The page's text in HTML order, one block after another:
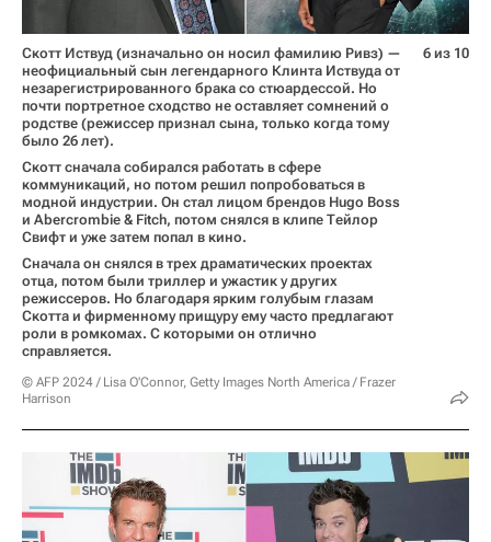
Скотт Иствуд (изначально он носил фамилию Ривз) —
неофициальный сын легендарного Клинта Иствуда от
незарегистрированного брака со стюардессой. Но
почти портретное сходство не оставляет сомнений о
родстве (режиссер признал сына, только когда тому
было 26 лет).
Скотт сначала собирался работать в сфере
коммуникаций, но потом решил попробоваться в
модной индустрии. Он стал лицом брендов Hugo Boss
и Abercrombie & Fitch, потом снялся в клипе Тейлор
Свифт и уже затем попал в кино.
Сначала он снялся в трех драматических проектах
отца, потом были триллер и ужастик у других
режиссеров. Но благодаря ярким голубым глазам
Скотта и фирменному прищуру ему часто предлагают
роли в ромкомах. С которыми он отлично
справляется.
© AFP 2024 / Lisa O'Connor, Getty Images North America / Frazer
Harrison
6 из 10